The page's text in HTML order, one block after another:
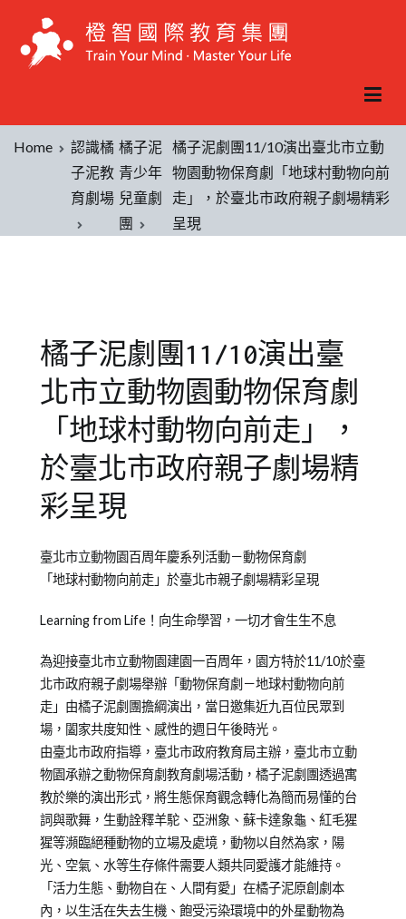
Home
認識橘
子泥教
育劇場
橘子泥
青少年
兒童劇
團
橘子泥劇團11/10演出臺北市立動
物園動物保育劇「地球村動物向前
走」，於臺北市政府親子劇場精彩
呈現
橘子泥劇團11/10演出臺
北市立動物園動物保育劇
「地球村動物向前走」，
於臺北市政府親子劇場精
彩呈現
Posted
on
11-
Posted
in
子
青
少
年
兒
童
劇
團
臺北市立動物園百周年慶系列活動－動物保育劇
「地球村動物向前走」於臺北市親子劇場精彩呈現
Learning from Life！向生命學習，一切才會生生不息
為迎接臺北市立動物園建園一百周年，園方特於11/10於臺
北市政府親子劇場舉辦「動物保育劇－地球村動物向前
走」由橘子泥劇團擔綱演出，當日邀集近九百位民眾到
場，闔家共度知性、感性的週日午後時光。
由臺北市政府指導，臺北市政府教育局主辦，臺北市立動
物園承辦之動物保育劇教育劇場活動，橘子泥劇團透過寓
教於樂的演出形式，將生態保育觀念轉化為簡而易懂的台
詞與歌舞，生動詮釋羊駝、亞洲象、蘇卡達象龜、紅毛猩
猩等瀕臨絕種動物的立場及處境，動物以自然為家，陽
光、空氣、水等生存條件需要人類共同愛護才能維持。
「活力生態、動物自在、人間有愛」在橘子泥原創劇本
內，以生活在失去生機、飽受污染環境中的外星動物為